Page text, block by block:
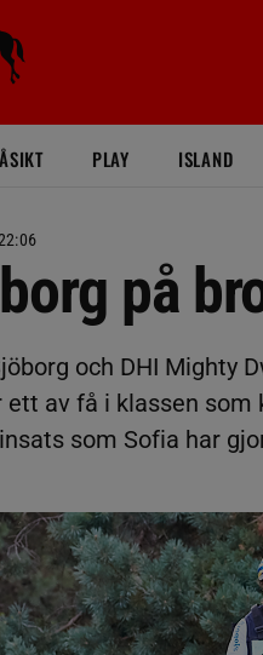
ÅSIKT PLAY ISLAND
på
och DHI Mighty
ett av få i klassen
som Sofia har